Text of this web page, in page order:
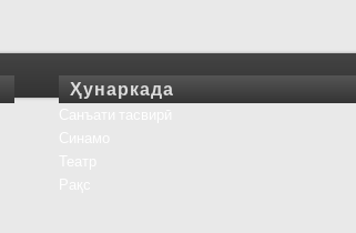
Ҳунаркада